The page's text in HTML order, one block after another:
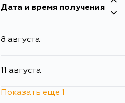
Дата и время получения
8 августа
11 августа
Показать еще 1